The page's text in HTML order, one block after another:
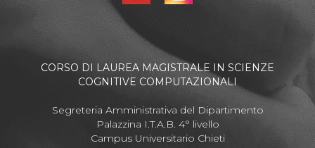
CORSO DI LAUREA MAGISTRALE IN SCIENZE
COGNITIVE COMPUTAZIONALI
Segreteria Amministrativa del Dipartimento
Palazzina I.T.A.B. 4° livello
Campus Universitario Chieti